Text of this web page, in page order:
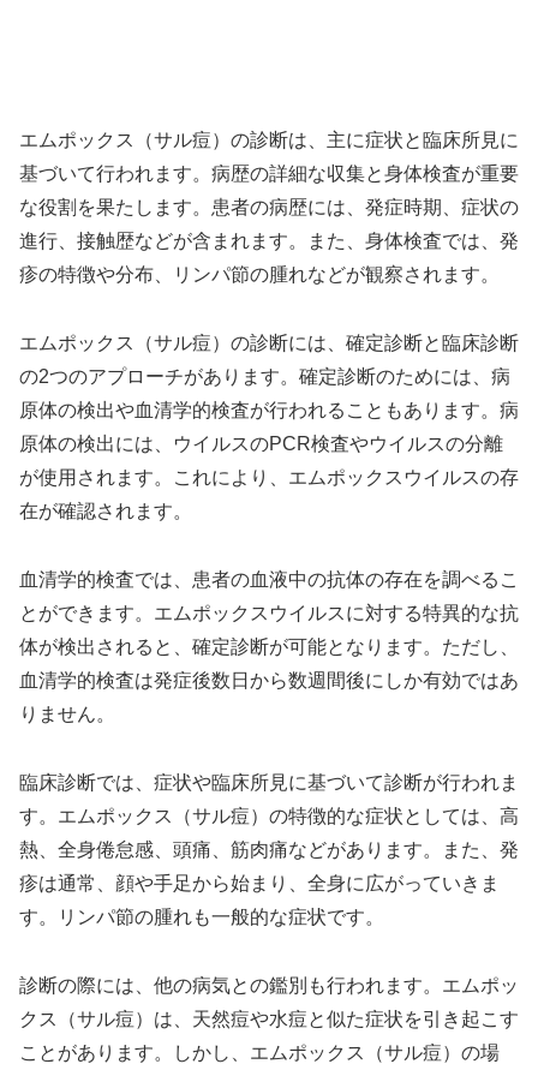
エムポックス（サル痘）の診断は、主に症状と臨床所見に
基づいて行われます。病歴の詳細な収集と身体検査が重要
な役割を果たします。患者の病歴には、発症時期、症状の
進行、接触歴などが含まれます。また、身体検査では、発
疹の特徴や分布、リンパ節の腫れなどが観察されます。
エムポックス（サル痘）の診断には、確定診断と臨床診断
の2つのアプローチがあります。確定診断のためには、病
原体の検出や血清学的検査が行われることもあります。病
原体の検出には、ウイルスのPCR検査やウイルスの分離
が使用されます。これにより、エムポックスウイルスの存
在が確認されます。
血清学的検査では、患者の血液中の抗体の存在を調べるこ
とができます。エムポックスウイルスに対する特異的な抗
体が検出されると、確定診断が可能となります。ただし、
血清学的検査は発症後数日から数週間後にしか有効ではあ
りません。
臨床診断では、症状や臨床所見に基づいて診断が行われま
す。エムポックス（サル痘）の特徴的な症状としては、高
熱、全身倦怠感、頭痛、筋肉痛などがあります。また、発
疹は通常、顔や手足から始まり、全身に広がっていきま
す。リンパ節の腫れも一般的な症状です。
診断の際には、他の病気との鑑別も行われます。エムポッ
クス（サル痘）は、天然痘や水痘と似た症状を引き起こす
ことがあります。しかし、エムポックス（サル痘）の場